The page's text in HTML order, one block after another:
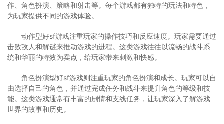
作、角色扮演、策略和射击等。每个游戏都有独特的玩法和特色，
为玩家提供不同的游戏体验。
动作型好sf游戏注重玩家的操作技巧和反应速度。玩家需要通过
击败敌人和解谜来推动游戏的进程。这类游戏往往以流畅的战斗系
统和华丽的特效为卖点，给玩家带来刺激和快感。
角色扮演型好sf游戏则注重玩家的角色扮演和成长。玩家可以自
由选择自己的角色，并通过完成任务和战斗来提升角色的等级和技
能。这类游戏通常有丰富的剧情和支线任务，让玩家深入了解游戏
世界的故事和历史。